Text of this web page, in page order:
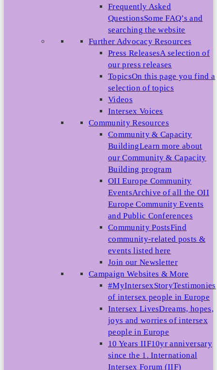
Frequently Asked
QuestionsSome FAQ’s and
searching the website
Further Advocacy Resources
Press ReleasesA selection of
our press releases
TopicsOn this page you find a
selection of topics
Videos
Intersex Voices
Community Resources
Community & Capacity
BuildingLearn more about
our Community & Capacity
Building program
OII Europe Community
EventsArchive of all the OII
Europe Community Events
and Public Conferences
Community PostsFind
community-related posts &
events listed here
Join our Newsletter
Campaign Websites & More
#MyIntersexStoryTestimonies
of intersex people in Europe
Intersex LivesDreams, hopes,
joys and worries of intersex
people in Europe
10 Years IIF10yr anniversary
since the 1. International
Intersex Forum (IIF)